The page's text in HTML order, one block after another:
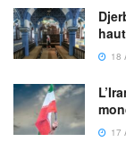
18
17